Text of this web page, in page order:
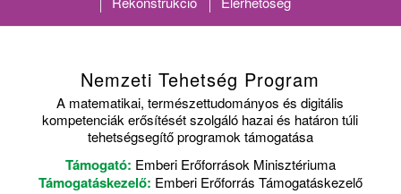
Nemzeti Tehetség Program
A matematikai, természettudományos és digitális
kompetenciák erősítését szolgáló hazai és határon túli
tehetségsegítő programok támogatása
Támogató: Emberi Erőforrások Minisztériuma
Támogatáskezelő: Emberi Erőforrás Támogatáskezelő